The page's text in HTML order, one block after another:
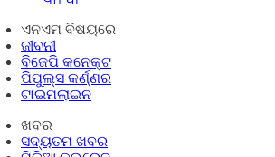
ଏନଏମ ବିଷୟରେ
ଜୀବନୀ
ବିଜେପି କନେକ୍ଟ
ପିପୁଲ୍ସ କର୍ଣ୍ଣର
ଟାଇମଲାଇନ
ଖବର
ସଦ୍ୟତମ ଖବର